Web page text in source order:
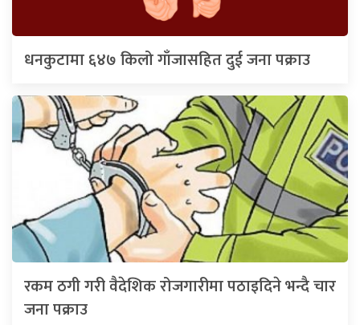
धनकुटामा ६४७ किलो गाँजासहित दुई जना पक्राउ
रकम ठगी गरी वैदेशिक रोजगारीमा पठाइदिने भन्दै चार
जना पक्राउ